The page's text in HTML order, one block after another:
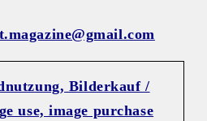
Bilderkauf /
use, image purchase